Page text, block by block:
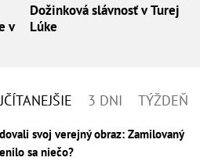
v
Dožinková slávnosť v Turej
Lúke
3 DNI TÝŽDEŇ
svoj verejný obraz: Zamilovaný
sa niečo?